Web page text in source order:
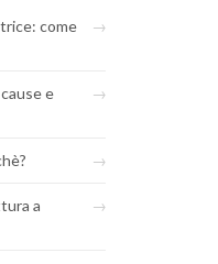
come
e
a